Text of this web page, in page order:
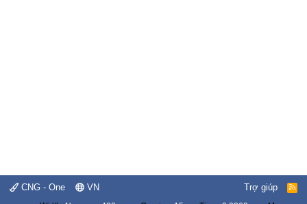
CNG - One VN Trợ giúp
R